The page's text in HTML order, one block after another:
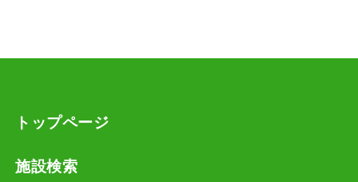
トップページ
施設検索